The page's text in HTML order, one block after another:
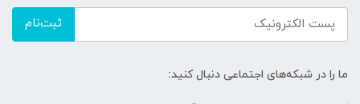
ثبت‌نام
ما را در شبکه‌های اجتماعی دنبال کنید: